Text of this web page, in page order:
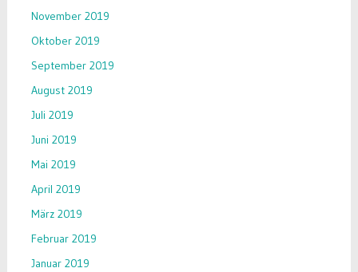
November 2019
Oktober 2019
September 2019
August 2019
Juli 2019
Juni 2019
Mai 2019
April 2019
März 2019
Februar 2019
Januar 2019